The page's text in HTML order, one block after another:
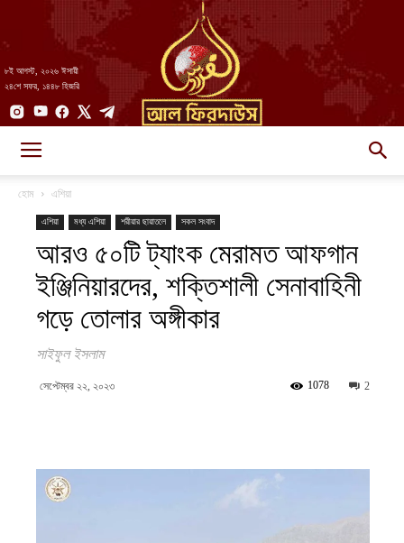
৮ই আগস্ট, ২০২৬ ঈসায়ী
২৪শে সফর, ১৪৪৮ হিজরি
||
আল-
হোম এশিয়া
এশিয়া মধ্য এশিয়া শরীয়ার ছায়াতলে সকল সংবাদ
আরও ৫০টি ট্যাংক মেরামত আফগান
ইঞ্জিনিয়ারদের, শক্তিশালী সেনাবাহিনী
গড়ে তোলার অঙ্গীকার
সাইফুল ইসলাম
সেপ্টেম্বর ২২, ২০২৩ 2
1078